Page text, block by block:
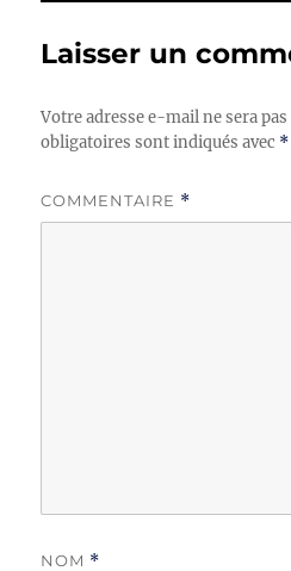
Laisser un
Votre adresse e-mail ne sera pas
obligatoires sont indiqués avec *
COMMENTAIRE *
NOM *